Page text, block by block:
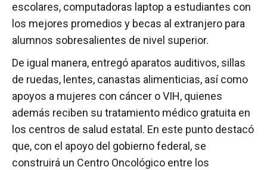
escolares, computadoras laptop a estudiantes con
los mejores promedios y becas al extranjero para
alumnos sobresalientes de nivel superior.
De igual manera, entregó aparatos auditivos, sillas
de ruedas, lentes, canastas alimenticias, así como
apoyos a mujeres con cáncer o VIH, quienes
además reciben su tratamiento médico gratuita en
los centros de salud estatal. En este punto destacó
que, con el apoyo del gobierno federal, se
construirá un Centro Oncológico entre los